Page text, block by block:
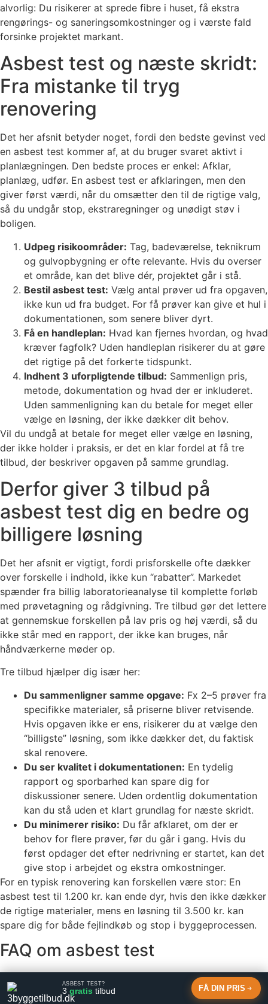
alvorlig: Du risikerer at sprede fibre i huset, få ekstra
rengørings- og saneringsomkostninger og i værste fald
forsinke projektet markant.
Asbest test og næste skridt:
Fra mistanke til tryg
renovering
Det her afsnit betyder noget, fordi den bedste gevinst ved
en asbest test kommer af, at du bruger svaret aktivt i
planlægningen. Den bedste proces er enkel: Afklar,
planlæg, udfør. En asbest test er afklaringen, men den
giver først værdi, når du omsætter den til de rigtige valg,
så du undgår stop, ekstraregninger og unødigt støv i
boligen.
Udpeg risikoområder: Tag, badeværelse, teknikrum
og gulvopbygning er ofte relevante. Hvis du overser
et område, kan det blive dér, projektet går i stå.
Bestil asbest test: Vælg antal prøver ud fra opgaven,
ikke kun ud fra budget. For få prøver kan give et hul i
dokumentationen, som senere bliver dyrt.
Få en handleplan: Hvad kan fjernes hvordan, og hvad
kræver fagfolk? Uden handleplan risikerer du at gøre
det rigtige på det forkerte tidspunkt.
Indhent 3 uforpligtende tilbud: Sammenlign pris,
metode, dokumentation og hvad der er inkluderet.
Uden sammenligning kan du betale for meget eller
vælge en løsning, der ikke dækker dit behov.
Vil du undgå at betale for meget eller vælge en løsning,
der ikke holder i praksis, er det en klar fordel at få tre
tilbud, der beskriver opgaven på samme grundlag.
Derfor giver 3 tilbud på
asbest test dig en bedre og
billigere løsning
Det her afsnit er vigtigt, fordi prisforskelle ofte dækker
over forskelle i indhold, ikke kun “rabatter”. Markedet
spænder fra billig laboratorieanalyse til komplette forløb
med prøvetagning og rådgivning. Tre tilbud gør det lettere
at gennemskue forskellen på lav pris og høj værdi, så du
ikke står med en rapport, der ikke kan bruges, når
håndværkerne møder op.
Tre tilbud hjælper dig især her:
Du sammenligner samme opgave: Fx 2–5 prøver fra
specifikke materialer, så priserne bliver retvisende.
Hvis opgaven ikke er ens, risikerer du at vælge den
“billigste” løsning, som ikke dækker det, du faktisk
skal renovere.
Du ser kvalitet i dokumentationen: En tydelig
rapport og sporbarhed kan spare dig for
diskussioner senere. Uden ordentlig dokumentation
kan du stå uden et klart grundlag for næste skridt.
Du minimerer risiko: Du får afklaret, om der er
behov for flere prøver, før du går i gang. Hvis du
først opdager det efter nedrivning er startet, kan det
give stop i arbejdet og ekstra omkostninger.
For en typisk renovering kan forskellen være stor: En
asbest test til 1.200 kr. kan ende dyr, hvis den ikke dækker
de rigtige materialer, mens en løsning til 3.500 kr. kan
spare dig for både fejlindkøb og stop i byggeprocessen.
FAQ om asbest test
Hvor hurtigt får jeg svar på en asbest test?Typisk
få hverdage, afhængigt af laboratoriets kapacitet og
ASBEST TEST?
3 gratis tilbud FÅ DIN PRIS